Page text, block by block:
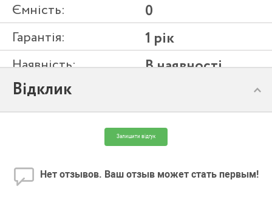
Ємність: 0
Гарантія: 1 рік
Наявність: В наявності
Модель:
Відклик
Залишити відгук
Нет отзывов. Ваш отзыв может стать первым!